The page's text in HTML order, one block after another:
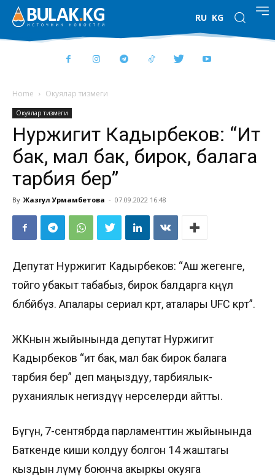
RU KG
Home Окуялар тизмеги
Окуялар тизмеги
Нуржигит Кадырбеков: “Ит
бак, мал бак, бирок, балага
тарбия бер”
By Жазгул Урмамбетова - 07.09.2022 16:48
Депутат Нуржигит Кадырбеков: “Аш жегенге,
тойго убакыт табабыз, бирок балдарга көңүл
бөлбөйбүз. Апалары сериал көрөт, аталары UFC көрөт”.
ЖКнын жыйынында депутат Нуржигит
Кадырбеков “ит бак, мал бак бирок балага
тарбия бер” деп маңыздуу, тарбиялык-
руханиялык негиздүү нерселерди айтты.
Бүгүн, 7-сентябрда парламенттин жыйынында
Баткенде киши колдуу болгон 14 жаштагы
кыздын өлүмү боюнча акыркы окуяга